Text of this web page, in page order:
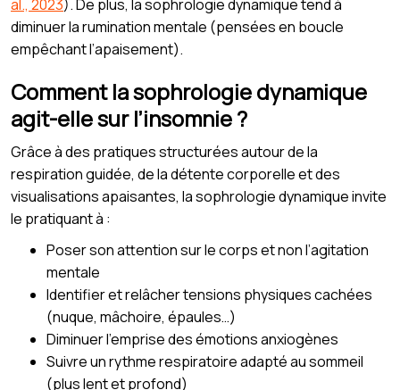
al., 2023). De plus, la sophrologie dynamique tend à
diminuer la rumination mentale (pensées en boucle
empêchant l’apaisement).
Comment la sophrologie dynamique
agit-elle sur l’insomnie ?
Grâce à des pratiques structurées autour de la
respiration guidée, de la détente corporelle et des
visualisations apaisantes, la sophrologie dynamique invite
le pratiquant à :
Poser son attention sur le corps et non l’agitation
mentale
Identifier et relâcher tensions physiques cachées
(nuque, mâchoire, épaules…)
Diminuer l’emprise des émotions anxiogènes
Suivre un rythme respiratoire adapté au sommeil
(plus lent et profond)